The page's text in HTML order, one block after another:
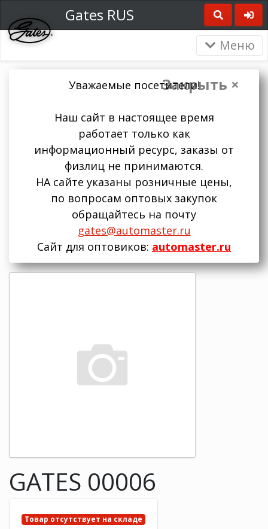
Gates RUS
Меню
Закрыть ×
Уважаемые посетители!
Наш сайт в настоящее время
работает только как
информационный ресурс, заказы от
физлиц не принимаются.
НА сайте указаны розничные цены,
по вопросам оптовых закупок
обращайтесь на почту
gates@automaster.ru
Сайт для оптовиков: automaster.ru
GATES 00006
Товар отсутствует на складе